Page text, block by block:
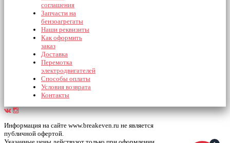
соглашения
Запчасти на
бензоагрегаты
Наши реквизиты
Как оформить
заказ
Доставка
Перемотка
электродвигателей
Способы оплаты
Условия возврата
Контакты
Информация на сайте www.breakeven.ru не является
публичной офертой.